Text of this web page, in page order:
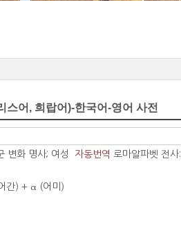
스어, 희랍어)-한국어-영어 사전
변화 명사; 여성 자동번역 로마알파벳 전사:
간) + α (어미)